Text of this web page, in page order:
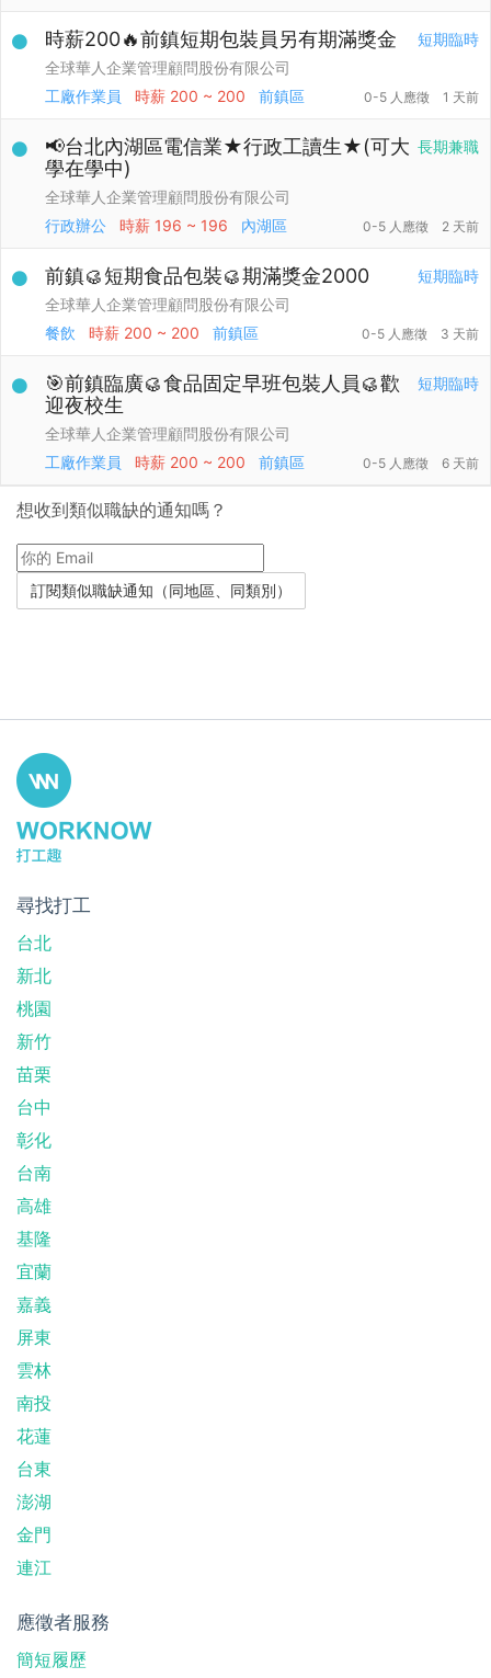
短期臨時
時薪200🔥前鎮短期包裝員另有期滿獎金
全球華人企業管理顧問股份有限公司
工廠作業員
時薪 200 ~ 200 前鎮區 0-5 人應徵 1 天前
長期兼職
📢台北內湖區電信業★行政工讀生★(可大
學在學中)
全球華人企業管理顧問股份有限公司
行政辦公
時薪 196 ~ 196 內湖區 0-5 人應徵 2 天前
短期臨時
前鎮🥮短期食品包裝🥮期滿獎金2000
全球華人企業管理顧問股份有限公司
餐飲
時薪 200 ~ 200 前鎮區 0-5 人應徵 3 天前
短期臨時
🎯前鎮臨廣🥮食品固定早班包裝人員🥮歡
迎夜校生
全球華人企業管理顧問股份有限公司
工廠作業員
時薪 200 ~ 200 前鎮區 0-5 人應徵 6 天前
想收到類似職缺的通知嗎？
尋找打工
台北
新北
桃園
新竹
苗栗
台中
彰化
台南
高雄
基隆
宜蘭
嘉義
屏東
雲林
南投
花蓮
台東
澎湖
金門
連江
應徵者服務
簡短履歷